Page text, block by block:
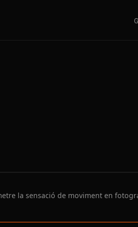
la sensació de moviment en